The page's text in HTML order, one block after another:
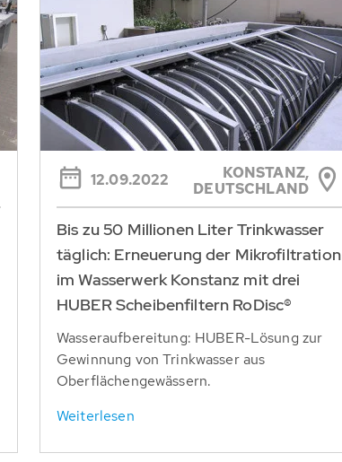
12.09.2022
KONSTANZ,
DEUTSCHLAND
Bis zu 50 Millionen Liter Trinkwasser
täglich: Erneuerung der Mikrofiltration
im Wasserwerk Konstanz mit drei
HUBER Scheibenfiltern RoDisc®
Wasseraufbereitung: HUBER-Lösung zur
Gewinnung von Trinkwasser aus
Oberflächengewässern.
Weiterlesen